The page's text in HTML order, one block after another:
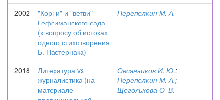
2002
"Корни" и "ветви"
Гефсиманского сада
(к вопросу об истоках
одного стихотворения
Б. Пастернака)
Перепелкин М. А.
2018
Литература vs
журналистика (на
материале
Овсянников И. Ю.;
Перепелкин М. А.;
Щеголькова О. В.